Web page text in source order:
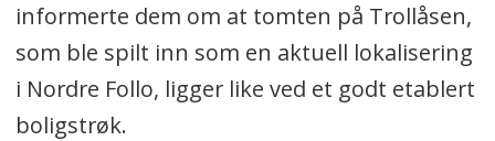
informerte dem om at tomten på Trollåsen,
som ble spilt inn som en aktuell lokalisering
i Nordre Follo, ligger like ved et godt etablert
boligstrøk.